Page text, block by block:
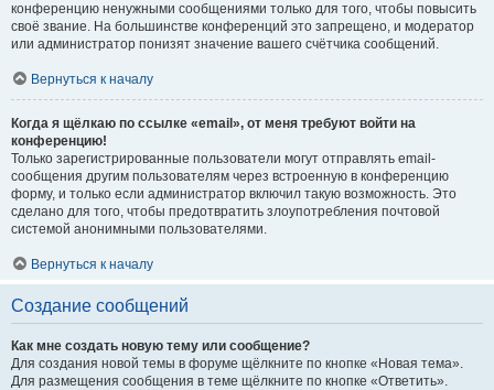
конференцию ненужными сообщениями только для того, чтобы повысить
своё звание. На большинстве конференций это запрещено, и модератор
или администратор понизят значение вашего счётчика сообщений.
Вернуться к началу
Когда я щёлкаю по ссылке «email», от меня требуют войти на
конференцию!
Только зарегистрированные пользователи могут отправлять email-
сообщения другим пользователям через встроенную в конференцию
форму, и только если администратор включил такую возможность. Это
сделано для того, чтобы предотвратить злоупотребления почтовой
системой анонимными пользователями.
Вернуться к началу
Создание сообщений
Как мне создать новую тему или сообщение?
Для создания новой темы в форуме щёлкните по кнопке «Новая тема».
Для размещения сообщения в теме щёлкните по кнопке «Ответить».